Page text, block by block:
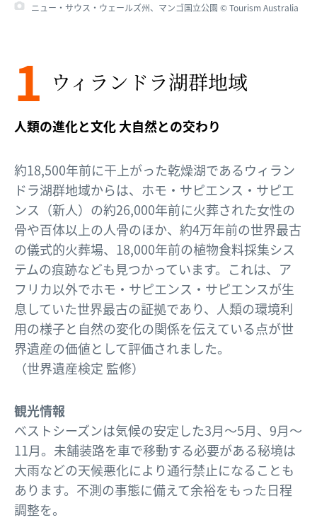
ニュー・サウス・ウェールズ州、マンゴ国立公園 © Tourism Australia
1 ウィランドラ湖群地域
人類の進化と文化 大自然との交わり
約18,500年前に干上がった乾燥湖であるウィラン
ドラ湖群地域からは、ホモ・サピエンス・サピエ
ンス（新人）の約26,000年前に火葬された女性の
骨や百体以上の人骨のほか、約4万年前の世界最古
の儀式的火葬場、18,000年前の植物食料採集シス
テムの痕跡なども見つかっています。これは、ア
フリカ以外でホモ・サピエンス・サピエンスが生
息していた世界最古の証拠であり、人類の環境利
用の様子と自然の変化の関係を伝えている点が世
界遺産の価値として評価されました。
（世界遺産検定 監修）
観光情報
ベストシーズンは気候の安定した3月〜5月、9月〜
11月。未舗装路を車で移動する必要がある秘境は
大雨などの天候悪化により通行禁止になることも
あります。不測の事態に備えて余裕をもった日程
調整を。